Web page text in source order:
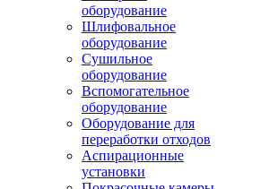
оборудование
Шлифовальное
оборудование
Сушильное
оборудование
Вспомогательное
оборудование
Оборудование для
переработки отходов
Аспирационные
установки